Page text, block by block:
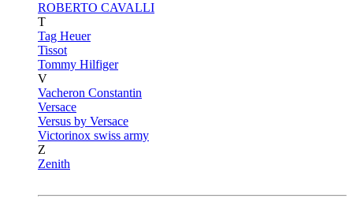
ROBERTO CAVALLI
T
Tag Heuer
Tissot
Tommy Hilfiger
V
Vacheron Constantin
Versace
Versus by Versace
Victorinox swiss army
Z
Zenith